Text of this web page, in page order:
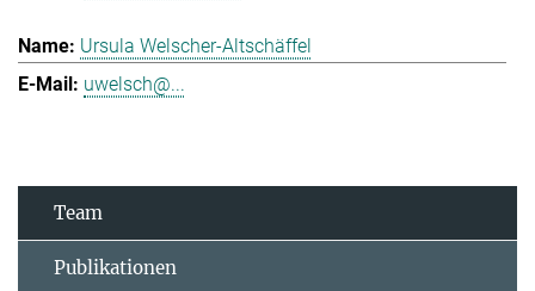
Ursula Welscher-Altschäffel
uwelsch@...
Team
Publikationen